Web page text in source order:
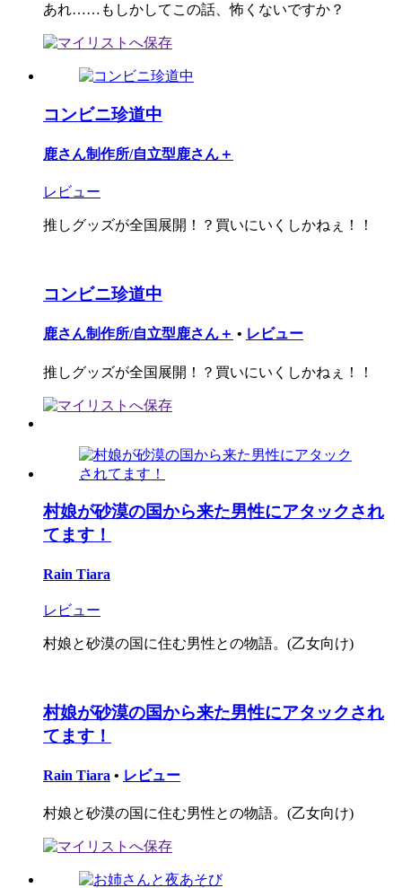
あれ……もしかしてこの話、怖くないですか？
コンビニ珍道中
鹿さん制作所/自立型鹿さん＋
レビュー
推しグッズが全国展開！？買いにいくしかねぇ！！
コンビニ珍道中
鹿さん制作所/自立型鹿さん＋ • レビュー
推しグッズが全国展開！？買いにいくしかねぇ！！
村娘が砂漠の国から来た男性にアタックされ
てます！
Rain Tiara
レビュー
村娘と砂漠の国に住む男性との物語。(乙女向け)
村娘が砂漠の国から来た男性にアタックされ
てます！
Rain Tiara • レビュー
村娘と砂漠の国に住む男性との物語。(乙女向け)